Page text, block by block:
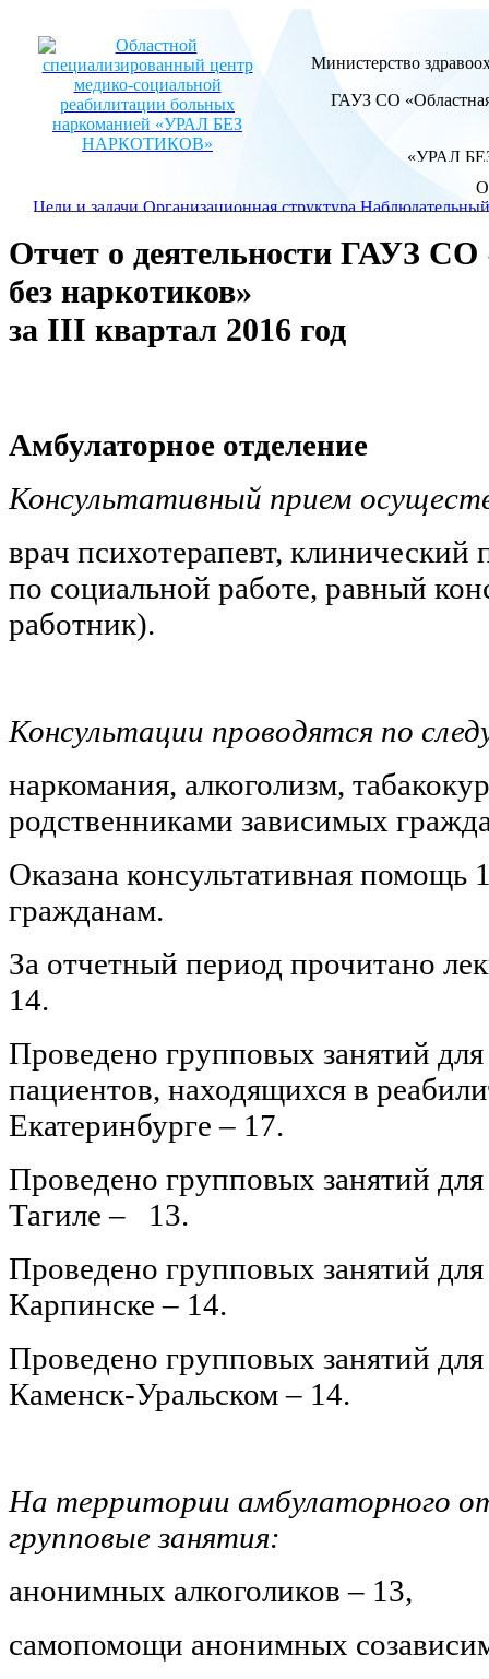
Министерство
ГАУЗ СО «Областная
«УРАЛ
+7 (343) 358-
Цели и задачи Организационная структура
Реабилитационный центр Виды медицинской помощи
Новости Наша газета Фотоальбомы Видеоматериалы
Отчет о деятельности ГАУЗ
без наркотиков»
за III квартал 2016 год
Амбулаторное отделение
Консультативный прием
врач психотерапевт, клинический
по социальной работе, равный
работник).
Консультации проводятся по
наркомания, алкоголизм,
родственниками зависимых
Оказана консультативная помощь
гражданам.
За отчетный период прочитано
14.
Проведено групповых занятий
пациентов, находящихся в
Екатеринбурге – 17.
Проведено групповых занятий
Тагиле – 13.
Проведено групповых занятий
Карпинске – 14.
Проведено групповых занятий
Каменск-Уральском – 14.
На территории амбулаторного
групповые занятия:
анонимных алкоголиков – 13,
самопомощи анонимных